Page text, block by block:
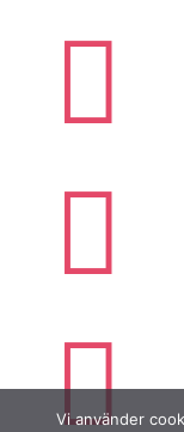



Vi använder